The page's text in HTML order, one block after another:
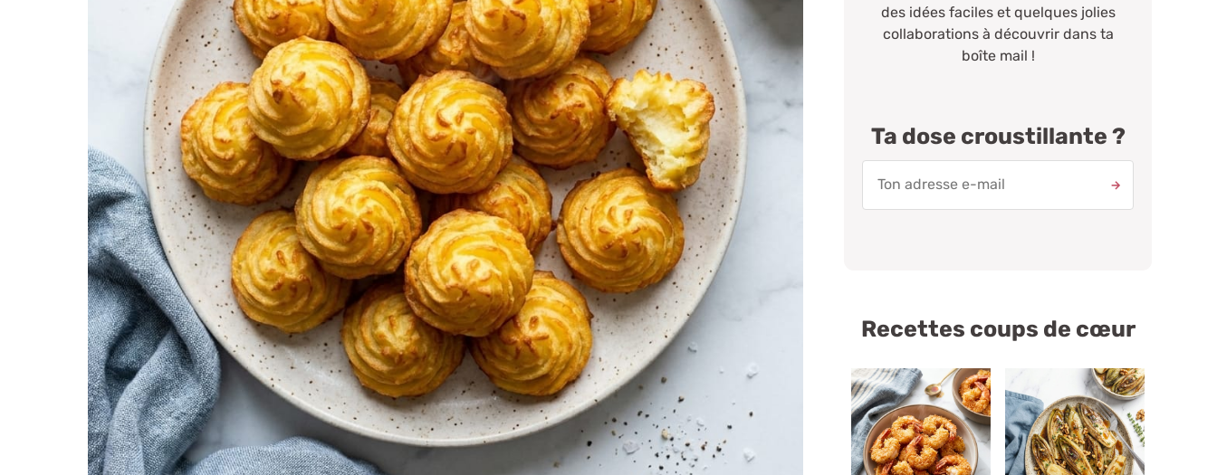
des idées faciles et quelques jolies
collaborations à découvrir dans ta
boîte mail !
Ta dose croustillante ?
Recettes coups de cœur